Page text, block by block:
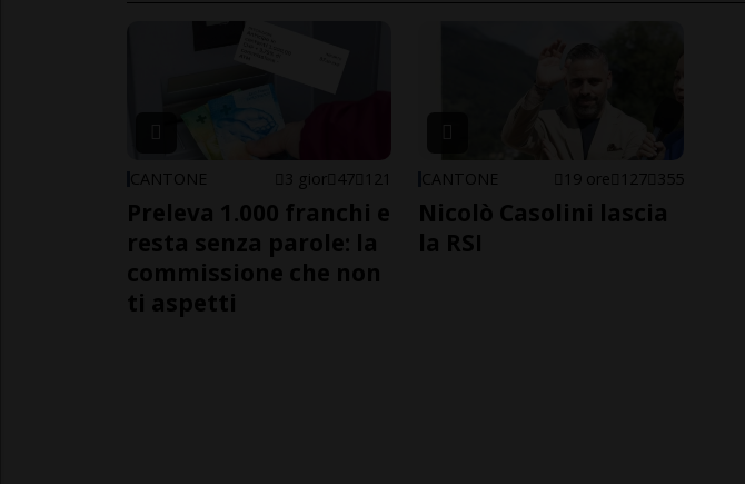
CANTONE 3 gior 47 121
Preleva 1.000 franchi e
resta senza parole: la
commissione che non
ti aspetti
CANTONE 19 ore 127 355
Nicolò Casolini lascia
la RSI